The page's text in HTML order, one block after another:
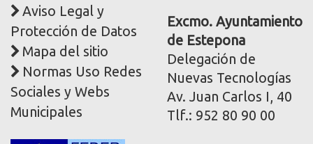
Aviso Legal y
Protección de Datos
Mapa del sitio
Normas Uso Redes
Sociales y Webs
Municipales
corporativa
Excmo. Ayuntamiento
de Estepona
Delegación de
Nuevas Tecnologías
Av. Juan Carlos I, 40
Tlf.: 952 80 90 00